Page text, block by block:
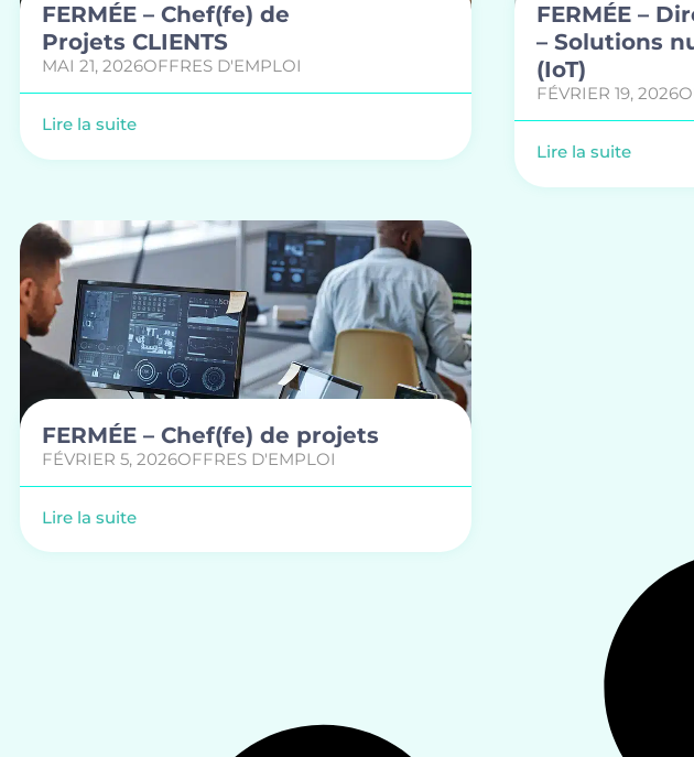
FERMÉE – Chef(fe) de
Projets CLIENTS
MAI 21, 2026OFFRES D'EMPLOI
Lire la suite
FERMÉE –
– Solutions
(IoT)
FÉVRIER 19, 2026
Lire la suite
FERMÉE – Chef(fe) de projets
FÉVRIER 5, 2026OFFRES D'EMPLOI
Lire la suite